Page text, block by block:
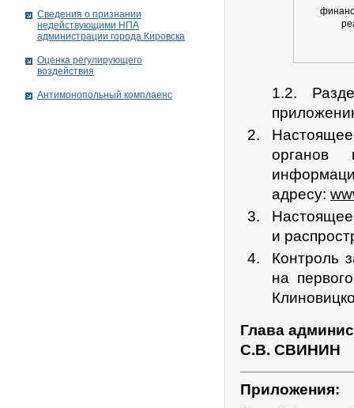
1.2.
органов
адресу:
Настоящее
и
Контроль
на
Глава
С.В. СВИНИН
Приложения:
Сведения о признании
недействующими НПА
администрации города Кировскa
Оценка регулирующего
воздействия
Антимонопольный комплаенс